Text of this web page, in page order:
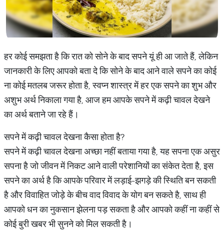
हर कोई समझता है कि रात को सोने के बाद सपने यूं ही आ जाते हैं, लेकिन
जानकारी के लिए आपको बता दे कि सोने के बाद आने वाले सपने का कोई
ना कोई मतलब जरूर होता है, स्वप्न शास्त्र में हर एक सपने का शुभ और
अशुभ अर्थ निकाला गया है, आज हम आपके सपने में कढ़ी चावल देखने
का अर्थ बताने जा रहे हैं।
सपने में कढ़ी चावल देखना कैसा होता है?
सपने में कढ़ी चावल देखना अच्छा नहीं बताया गया है, यह सपना एक असुर
सपना है जो जीवन में निकट आने वाली परेशानियों का संकेत देता है, इस
सपने का अर्थ है कि आपके परिवार में लड़ाई-झगड़े की स्थिति बन सकती
है और विवाहित जोड़े के बीच वाद विवाद के योग बन सकते है, साथ ही
आपको धन का नुकसान झेलना पड़ सकता है और आपको कहीं ना कहीं से
कोई बुरी खबर भी सुनने को मिल सकती है।